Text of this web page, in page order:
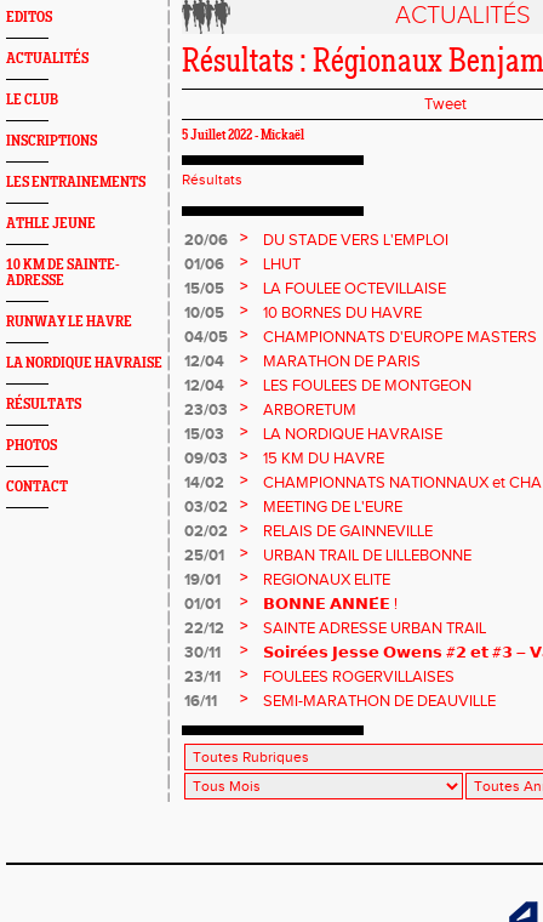
EDITOS
ACTUALITÉS
LE CLUB
INSCRIPTIONS
LES ENTRAINEMENTS
ATHLE JEUNE
10 KM DE SAINTE-
ADRESSE
RUNWAY LE HAVRE
LA NORDIQUE HAVRAISE
RÉSULTATS
PHOTOS
CONTACT
ACTUALITÉS
Résultats : Régionaux
Tweet
5 Juillet 2022 - Mickaël
Résultats
20/06 >
DU STADE VERS L'EMPLOI
01/06
>
LHUT
15/05
>
LA FOULEE OCTEVILLAISE
10/05
>
10 BORNES DU HAVRE
04/05
>
CHAMPIONNATS D'EUROPE MASTERS
12/04
>
MARATHON DE PARIS
12/04
>
LES FOULEES DE MONTGEON
23/03
>
ARBORETUM
15/03
>
LA NORDIQUE HAVRAISE
09/03
>
15 KM DU HAVRE
14/02
>
CHAMPIONNATS NATIONNAUX et
MASTERS
03/02 >
MEETING DE L'EURE
02/02
>
RELAIS DE GAINNEVILLE
25/01
>
URBAN TRAIL DE LILLEBONNE
19/01
>
REGIONAUX ELITE
01/01
>
𝗕𝗢𝗡𝗡𝗘 𝗔𝗡𝗡𝗘́𝗘 !
22/12
>
SAINTE ADRESSE URBAN TRAIL
30/11
>
𝗦𝗼𝗶𝗿𝗲́𝗲𝘀 𝗝𝗲𝘀𝘀𝗲 𝗢𝘄𝗲𝗻𝘀 #𝟮 𝗲𝘁 #𝟯 –
23/11
>
FOULEES ROGERVILLAISES
16/11
> SEMI-MARATHON DE DEAUVILLE